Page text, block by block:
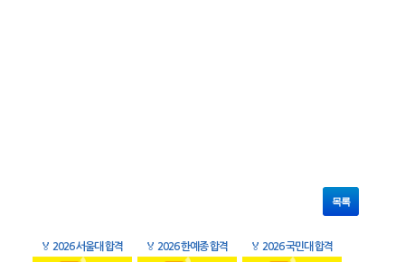
목록
🏅 2026 서울대 합격 🏅 2026 한예종 합격 🏅 2026 국민대 합격